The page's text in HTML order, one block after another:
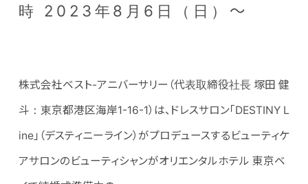
時 2023年8月6日（日）～
株式会社ベスト-アニバーサリー（代表取締役社長 塚田 健
斗：東京都港区海岸1-16-1）は、ドレスサロン「DESTINY L
ine」（デスティニーライン）がプロデュースするビューティケ
アサロンのビューティシャンがオリエンタルホテル 東京ベ